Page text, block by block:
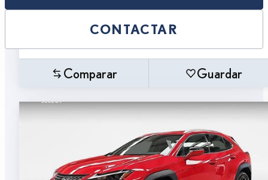
CONTACTAR
Comparar Guardar